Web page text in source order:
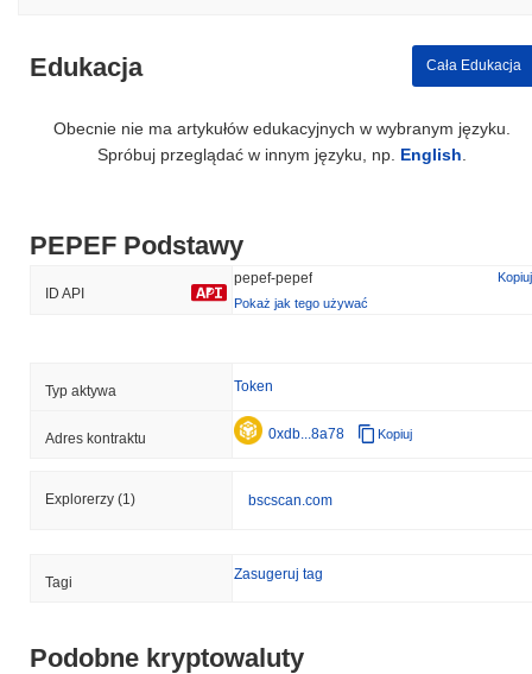
Edukacja Cała Edukacja
Obecnie nie ma artykułów edukacyjnych w wybranym języku.
Spróbuj przeglądać w innym języku, np. English
PEPEF Podstawy
ID API
pepef-pepef
Kopiuj
Pokaż jak tego używać
Typ aktywa Token
Adres kontraktu 0xdb...8a78 Kopiuj
Explorerzy (1) bscscan.com
Tagi Zasugeruj tag
Podobne kryptowaluty